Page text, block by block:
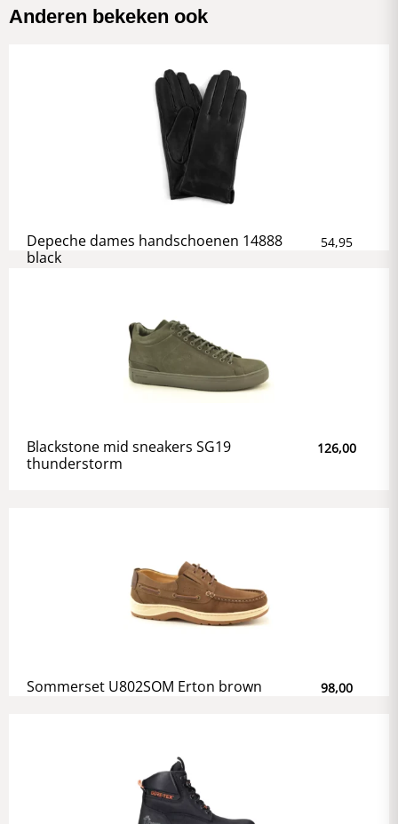
Anderen bekeken ook
Depeche dames handschoenen 14888
black
54,95
Blackstone mid sneakers SG19
thunderstorm
126,00
Sommerset U802SOM Erton brown 98,00